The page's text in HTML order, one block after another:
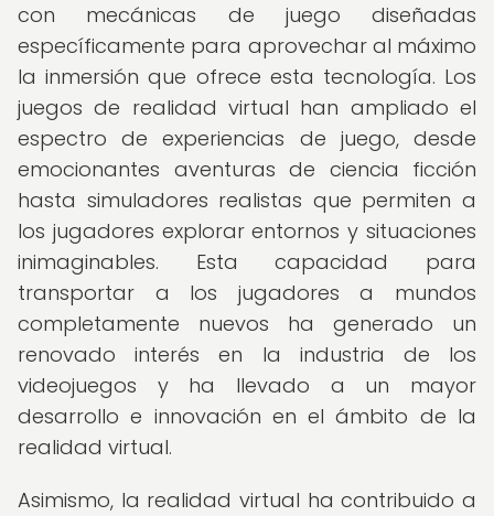
con mecánicas de juego diseñadas
específicamente para aprovechar al máximo
la inmersión que ofrece esta tecnología. Los
juegos de realidad virtual han ampliado el
espectro de experiencias de juego, desde
emocionantes aventuras de ciencia ficción
hasta simuladores realistas que permiten a
los jugadores explorar entornos y situaciones
inimaginables. Esta capacidad para
transportar a los jugadores a mundos
completamente nuevos ha generado un
renovado interés en la industria de los
videojuegos y ha llevado a un mayor
desarrollo e innovación en el ámbito de la
realidad virtual.
Asimismo, la realidad virtual ha contribuido a